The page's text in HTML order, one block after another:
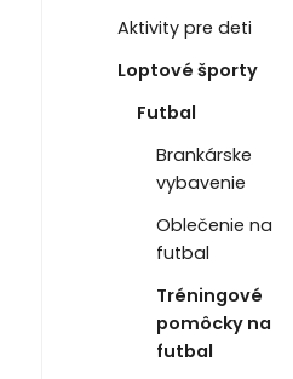
Aktivity pre deti
Loptové športy
Futbal
Brankárske
vybavenie
Oblečenie na
futbal
Tréningové
pomôcky na
futbal